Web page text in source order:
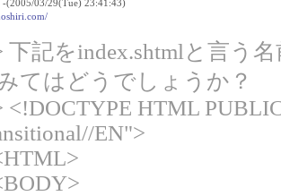
-(2005/03/29(Tue) 23:41:43)
下記をindex.shtmlと言う
てはどうでしょうか？
<!DOCTYPE HTML
EN">